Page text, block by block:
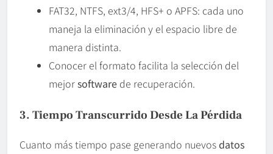
FAT32, NTFS, ext3/4, HFS+ o APFS: cada uno
maneja la eliminación y el espacio libre de
manera distinta.
Conocer el formato facilita la selección del
mejorsoftware de recuperación.
3. Tiempo Transcurrido Desde La Pérdida
Cuanto más tiempo pase generando nuevosdatos